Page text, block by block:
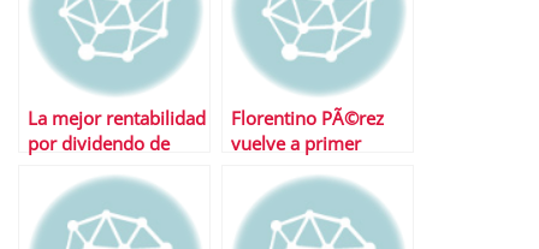
La mejor rentabilidad
por dividendo de
Florentino PÃ©rez
vuelve a primer
operaciÃ³n de
marketing financiero